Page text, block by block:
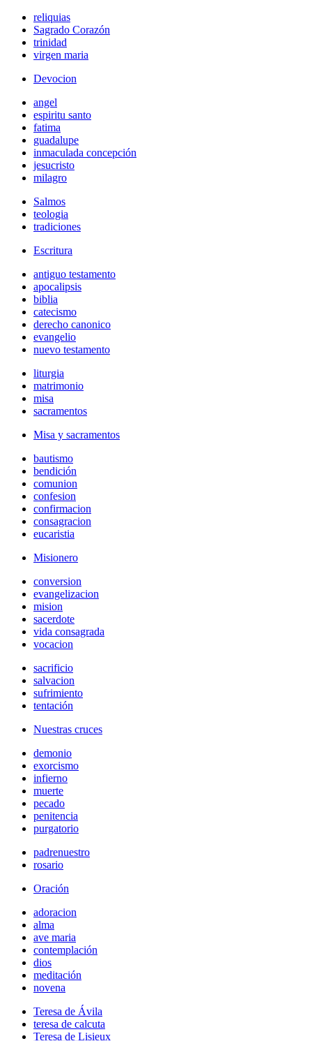
reliquias
Sagrado Corazón
trinidad
virgen maria
Devocion
angel
espiritu santo
fatima
guadalupe
inmaculada concepción
jesucristo
milagro
Salmos
teologia
tradiciones
Escritura
antiguo testamento
apocalipsis
biblia
catecismo
derecho canonico
evangelio
nuevo testamento
liturgia
matrimonio
misa
sacramentos
Misa y sacramentos
bautismo
bendición
comunion
confesion
confirmacion
consagracion
eucaristia
Misionero
conversion
evangelizacion
mision
sacerdote
vida consagrada
vocacion
sacrificio
salvacion
sufrimiento
tentación
Nuestras cruces
demonio
exorcismo
infierno
muerte
pecado
penitencia
purgatorio
padrenuestro
rosario
Oración
adoracion
alma
ave maria
contemplación
dios
meditación
novena
Teresa de Ávila
teresa de calcuta
Teresa de Lisieux